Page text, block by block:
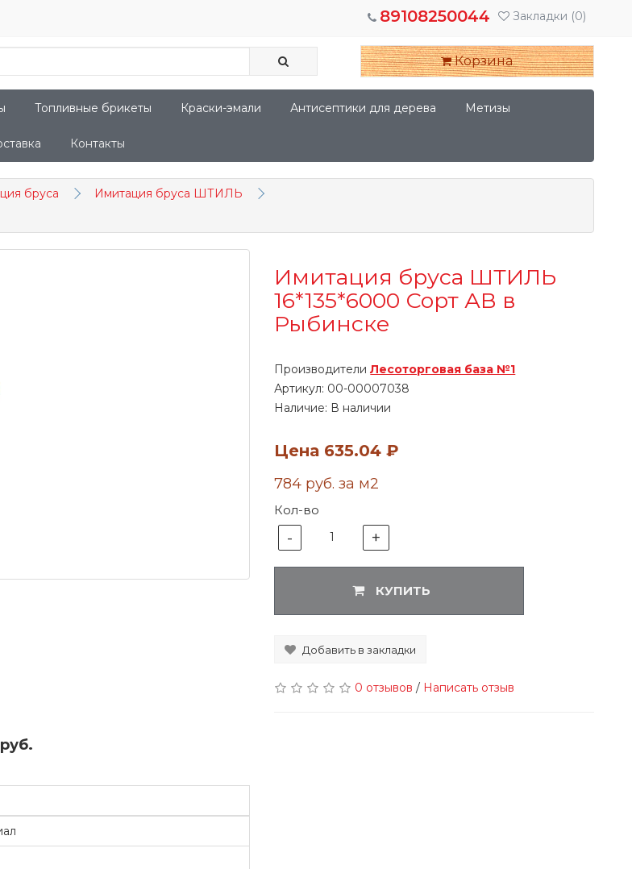
Закладки (0)
89108250044
Корзина
Топливные брикеты Краски-эмали Антисептики для дерева Метизы
Контакты
бруса
Имитация бруса ШТИЛЬ
Имитация бруса ШТИЛЬ
16*135*6000 Сорт АВ в
Рыбинске
ПроизводителиЛесоторговая база №1
Артикул: 00-00007038
Наличие: В наличии
Цена 635.04 ₽
784 руб. за м2
Кол-во
- 1 +
КУПИТЬ
Добавить в закладки
0 отзывов / Написать отзыв